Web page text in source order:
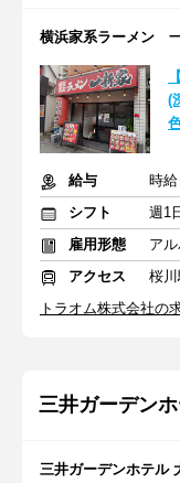
横浜家系ラーメン
(
給与
時
シフト
雇用形態
ア
アクセス
桜
トラオム株式会社の
三井ガーデン
三井ガーデンホテル